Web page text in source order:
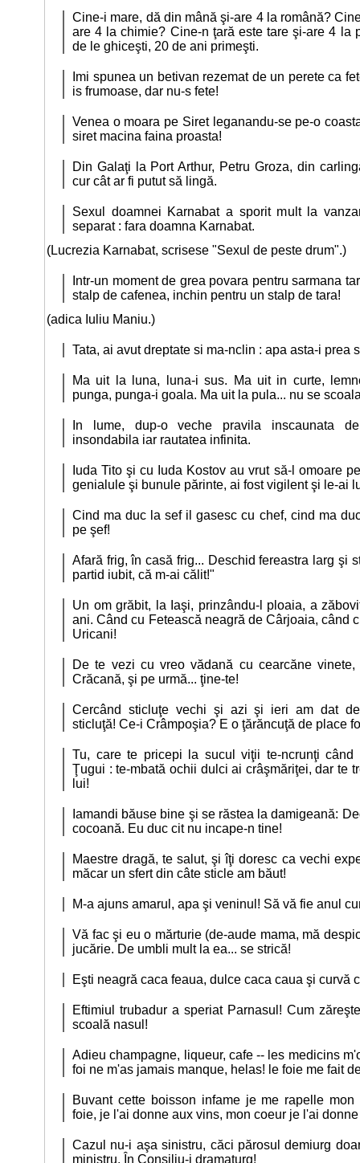
Cine-i mare, dă din mână şi-are 4 la română?
are 4 la chimie? Cine-n ţară este tare şi-are 4 la
de le ghiceşti, 20 de ani primeşti.
Imi spunea un betivan rezemat de un perete ca
is frumoase, dar nu-s fete!
Venea o moara pe Siret leganandu-se pe-o
siret macina faina proasta!
Din Galaţi la Port Arthur, Petru Groza, din
cur cât ar fi putut să lingă.
Sexul doamnei Karnabat a sporit mult la
separat : fara doamna Karnabat.
(Lucrezia Karnabat, scrisese "Sexul de peste drum".)
Intr-un moment de grea povara pentru sarmana
stalp de cafenea, inchin pentru un stalp de tara!
(adica Iuliu Maniu.)
Tata, ai avut dreptate si ma-nclin : apa asta-i prea
Ma uit la luna, luna-i sus. Ma uit in curte,
punga, punga-i goala. Ma uit la pula... nu se
In lume, dup-o veche pravila inscaunata
insondabila iar rautatea infinita.
Iuda Tito şi cu Iuda Kostov au vrut să-l omoare
genialule şi bunule părinte, ai fost vigilent şi le-ai
Cind ma duc la sef il gasesc cu chef, cind ma
pe şef!
Afară frig, în casă frig... Deschid fereastra larg şi
partid iubit, că m-ai călit!"
Un om grăbit, la Iaşi, prinzându-l ploaia, a
ani. Când cu Fetească neagră de Cârjoaia, când
Uricani!
De te vezi cu vreo vădană cu cearcăne
Crăcană, şi pe urmă... ţine-te!
Cercând sticluţe vechi şi azi şi ieri am dat de
sticluţă! Ce-i Crâmpoşia? E o ţărăncuţă de place
Tu, care te pricepi la sucul viţii te-ncrunţi când
Ţugui : te-mbată ochii dulci ai crâşmăriţei, dar te
lui!
Iamandi băuse bine şi se răstea la damigeană:
cocoană. Eu duc cit nu incape-n tine!
Maestre dragă, te salut, şi îţi doresc ca vechi
măcar un sfert din câte sticle am băut!
M-a ajuns amarul, apa şi veninul! Să vă fie anul
Vă fac şi eu o mărturie (de-aude mama, mă
jucărie. De umbli mult la ea... se strică!
Eşti neagră caca feaua, dulce caca caua şi curvă
Eftimiul trubadur a speriat Parnasul! Cum
scoală nasul!
Adieu champagne, liqueur, cafe -- les medicins
foi ne m'as jamais manque, helas! le foie me fait
Buvant cette boisson infame je me rapelle mon
foie, je l'ai donne aux vins, mon coeur je l'ai
Cazul nu-i aşa sinistru, căci părosul demiurg
ministru. În Consiliu-i dramaturg!